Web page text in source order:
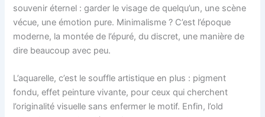
souvenir éternel : garder le visage de quelqu’un, une scène
vécue, une émotion pure. Minimalisme ? C’est l’époque
moderne, la montée de l’épuré, du discret, une manière de
dire beaucoup avec peu.
L’aquarelle, c’est le souffle artistique en plus : pigment
fondu, effet peinture vivante, pour ceux qui cherchent
l’originalité visuelle sans enfermer le motif. Enfin, l’old